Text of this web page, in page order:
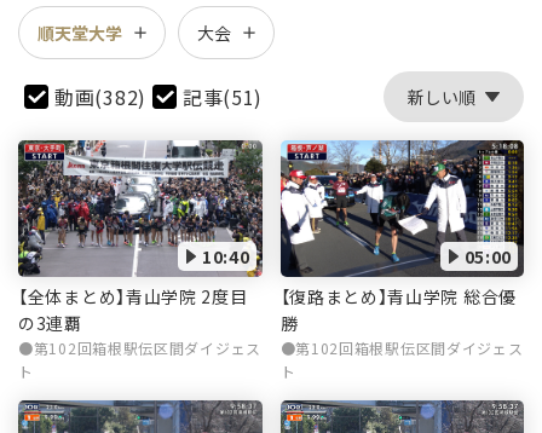
順天堂大学 大会
動画(382) 記事(51)
10:40
【全体まとめ】青山学院 2度目
の3連覇
第102回箱根駅伝区間ダイジェス
ト
05:00
【復路まとめ】青山学院 総合優
勝
第102回箱根駅伝区間ダイジェス
ト